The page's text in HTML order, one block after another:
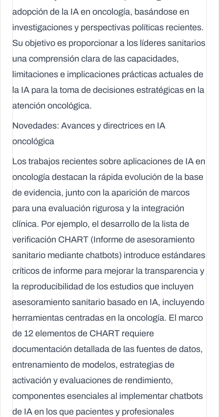
adopción de la IA en oncología, basándose en
investigaciones y perspectivas políticas recientes.
Su objetivo es proporcionar a los líderes sanitarios
una comprensión clara de las capacidades,
limitaciones e implicaciones prácticas actuales de
la IA para la toma de decisiones estratégicas en la
atención oncológica.
Novedades: Avances y directrices en IA
oncológica
Los trabajos recientes sobre aplicaciones de IA en
oncología destacan la rápida evolución de la base
de evidencia, junto con la aparición de marcos
para una evaluación rigurosa y la integración
clínica. Por ejemplo, el desarrollo de la lista de
verificación CHART (Informe de asesoramiento
sanitario mediante chatbots) introduce estándares
críticos de informe para mejorar la transparencia y
la reproducibilidad de los estudios que incluyen
asesoramiento sanitario basado en IA, incluyendo
herramientas centradas en la oncología. El marco
de 12 elementos de CHART requiere
documentación detallada de las fuentes de datos,
entrenamiento de modelos, estrategias de
activación y evaluaciones de rendimiento,
componentes esenciales al implementar chatbots
de IA en los que pacientes y profesionales